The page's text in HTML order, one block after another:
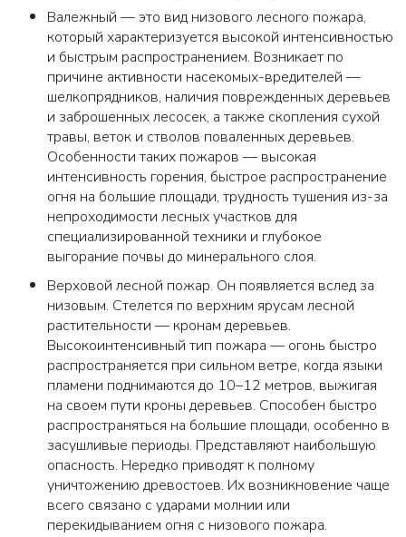
Валежный — это вид низового лесного пожара,
который характеризуется высокой интенсивностью
и быстрым распространением. Возникает по
причине активности насекомых-вредителей —
шелкопрядников, наличия поврежденных деревьев
и заброшенных лесосек, а также скопления сухой
травы, веток и стволов поваленных деревьев.
Особенности таких пожаров — высокая
интенсивность горения, быстрое распространение
огня на большие площади, трудность тушения из-за
непроходимости лесных участков для
специализированной техники и глубокое
выгорание почвы до минерального слоя.
Верховой лесной пожар. Он появляется вслед за
низовым. Стелется по верхним ярусам лесной
растительности — кронам деревьев.
Высокоинтенсивный тип пожара — огонь быстро
распространяется при сильном ветре, когда языки
пламени поднимаются до 10–12 метров, выжигая
на своем пути кроны деревьев. Способен быстро
распространяться на большие площади, особенно в
засушливые периоды. Представляют наибольшую
опасность. Нередко приводят к полному
уничтожению древостоев. Их возникновение чаще
всего связано с ударами молнии или
перекидыванием огня с низового пожара.